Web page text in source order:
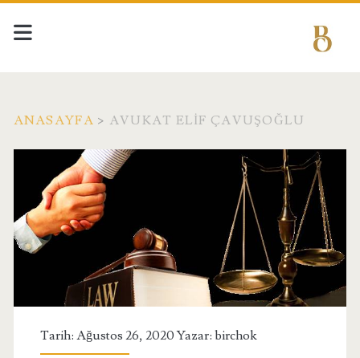
ANASAYFA > AVUKAT ELIF ÇAVUŞOĞLU
Etiket:
<span>Avukat
Elif
Çavuşoğlu</span>
Tarih: Ağustos 26, 2020 Yazar: birchok